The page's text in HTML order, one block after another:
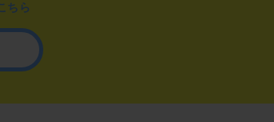
ちら